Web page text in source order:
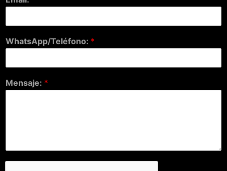
WhatsApp/Teléfono: *
Mensaje: *